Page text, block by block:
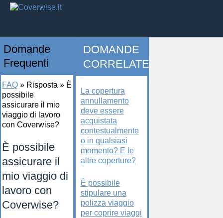
Domande
Frequenti
FAQ » Risposta » È
possibile
assicurare il mio
viaggio di lavoro
con Coverwise?
È possibile
assicurare il
mio viaggio di
lavoro con
Coverwise?
DOMANDE
CORRELATE
La copertura
annullamento
deve essere
acquistata
contestualmente
o in qualsiasi
momento? E le
altre coperture?
È possibile
stipulare una
polizza viaggio
per coprire viaggi